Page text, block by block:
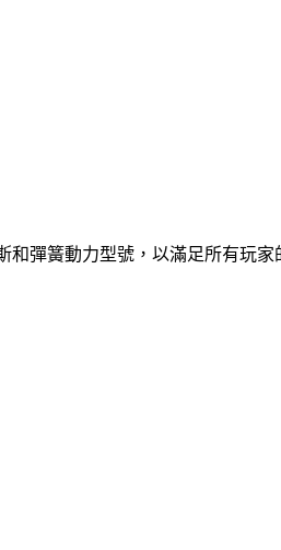
彈簧動力型號，以滿足所有玩家